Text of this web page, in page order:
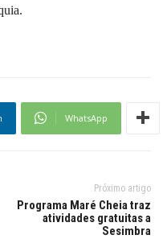
WhatsApp
Próximo artigo
Programa Maré Cheia traz
atividades gratuitas a
Sesimbra